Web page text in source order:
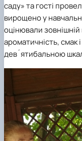
саду» та гості
вирощено у
оцінювали
ароматичність, смак
дев´ятибальною